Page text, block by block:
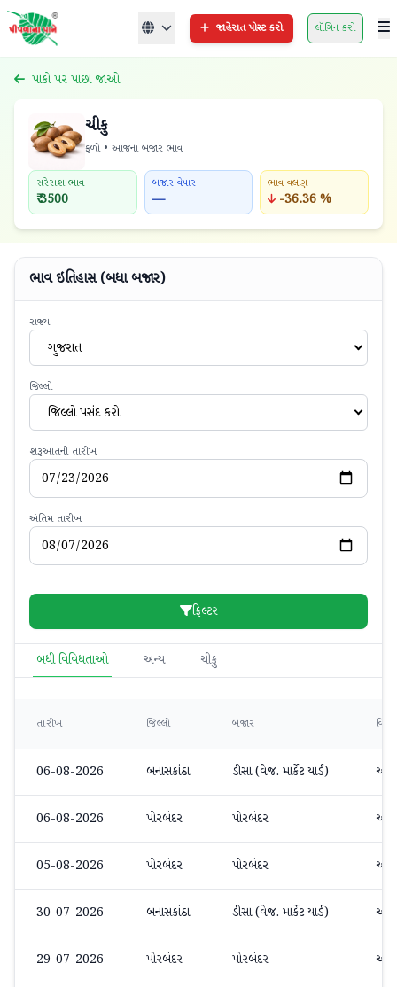
જાહેરાત પોસ્ટ કરો લૉગિન કરો
પાકો પર પાછા જાઓ
ચીકુ
ફળો • આજના બજાર ભાવ
સરેરાશ ભાવ
₹ 3500
બજાર વેપાર
—
ભાવ વલણ
-36.36 %
ભાવ ઇતિહાસ (બધા બજાર)
રાજ્ય
ગુજરાત
જિલ્લો
જિલ્લો પસંદ કરો
શરૂઆતની તારીખ
અંતિમ તારીખ
ફિલ્ટર
બધી વિવિધતાઓ અન્ય ચીકુ
તારીખ જિલ્લો બજાર
06-08-2026 બનાસકાંઠા ડીસા (વેજ. માર્કેટ યાર્ડ) અન્ય
06-08-2026 પોરબંદર પોરબંદર અન્ય
05-08-2026 પોરબંદર પોરબંદર અન્ય
30-07-2026 બનાસકાંઠા ડીસા (વેજ. માર્કેટ યાર્ડ) અન્ય
29-07-2026 પોરબંદર પોરબંદર અન્ય